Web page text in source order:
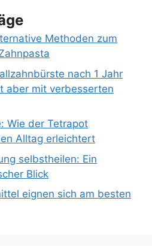
Methoden zum
nach 1 Jahr
aber mit verbesserten
Wie der Tetrapot
Alltag erleichtert
selbstheilen: Ein
Blick
eignen sich am besten